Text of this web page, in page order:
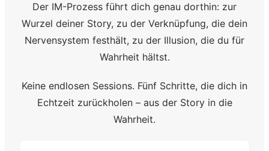
Der IM-Prozess führt dich genau dorthin: zur
Wurzel deiner Story, zu der Verknüpfung, die dein
Nervensystem festhält, zu der Illusion, die du für
Wahrheit hältst.
Keine endlosen Sessions. Fünf Schritte, die dich in
Echtzeit zurückholen – aus der Story in die
Wahrheit.